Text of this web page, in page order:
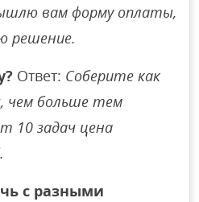
вам форму оплаты,
решение.
Ответ: Соберите как
чем больше тем
10 задач цена
с разными